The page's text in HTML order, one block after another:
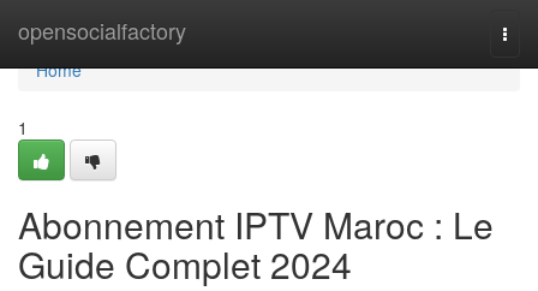
opensocialfactory
Home
Home
1
Abonnement IPTV Maroc : Le
Guide Complet 2024